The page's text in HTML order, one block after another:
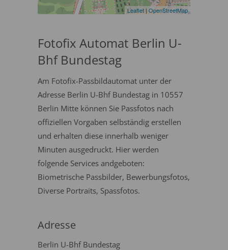
Leaflet | OpenStreetMap
Fotofix Automat Berlin U-
Bhf Bundestag
Am Fotofix-Passbildautomat unter der
Adresse Berlin U-Bhf Bundestag in 10557
Berlin Mitte können Sie Passfotos nach
offiziellen Vorgaben selbständig erstellen
und erhalten diese innerhalb weniger
Minuten ausgedruckt. Hier werden
folgende Services andgeboten:
Biometrische Passbilder, Bewerbungsfotos,
Diverse Portraits, Spassfotos.
Adresse
Berlin U-Bhf Bundestag